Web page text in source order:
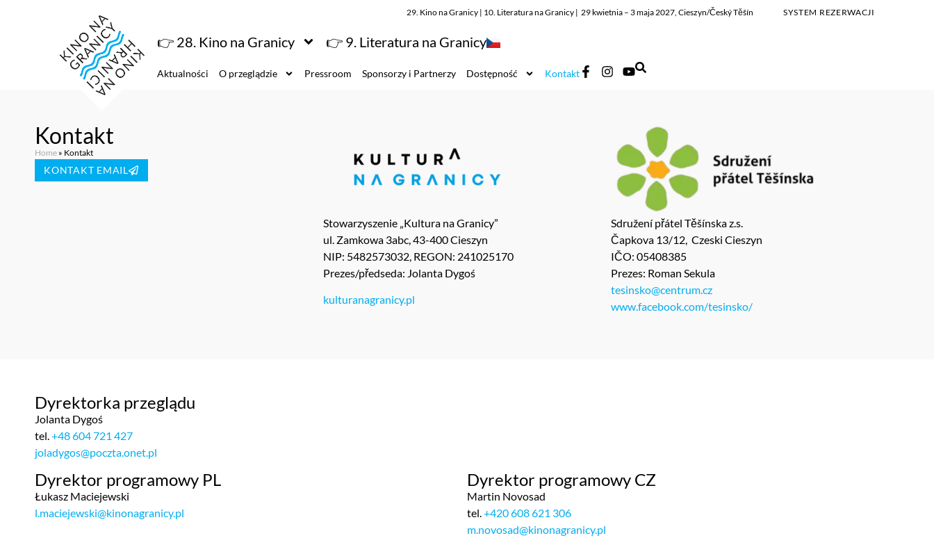
29. Kino na Granicy | 10. Literatura na Granicy | 29 kwietnia – 3 maja 2027, Cieszyn/Český Těšín SYSTEM REZERWACJI
👉 28. Kino na Granicy 👉 9. Literatura na Granicy
Aktualności O przeglądzie Pressroom Sponsorzy i Partnerzy Dostępność Kontakt
Sdružení přátel Těšínska z.s.
Čapkova 13/12, Czeski Cieszyn
IČO: 05408385
Prezes: Roman Sekula
tesinsko@centrum.cz
www.facebook.com/tesinsko/
Stowarzyszenie „Kultura na Granicy”
ul. Zamkowa 3abc, 43-400 Cieszyn
NIP: 5482573032, REGON: 241025170
Prezes/předseda: Jolanta Dygoś
kulturanagranicy.pl
Kontakt
Home» Kontakt
KONTAKT EMAIL
Dyrektorka przeglądu
Jolanta Dygoś
tel.+48 604 721 427
joladygos@poczta.onet.pl
Dyrektor programowy PL
Łukasz Maciejewski
l.maciejewski@kinonagranicy.pl
Dyrektor programowy CZ
Martin Novosad
tel.+420 608 621 306
m.novosad@kinonagranicy.pl